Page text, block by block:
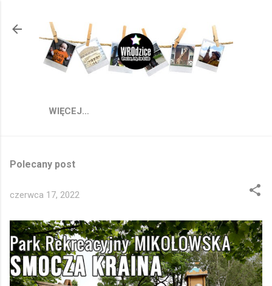
WIĘCEJ…
Polecany post
czerwca 17, 2022